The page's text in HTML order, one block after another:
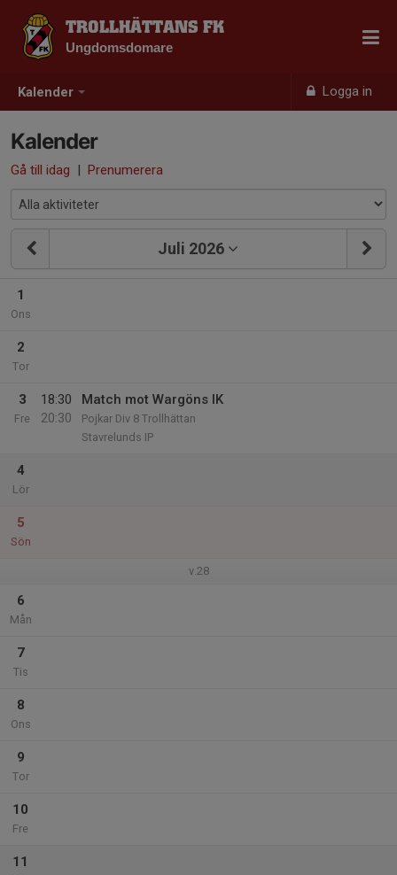
Kalender Logga in
TROLLHÄTTANS FK
Ungdomsdomare
Kalender
Gå till idag | Prenumerera
Juli 2026
1
Ons
2
Tor
3
Fre
18:30
20:30
Match mot Wargöns IK
Pojkar Div 8 Trollhättan
Stavrelunds IP
4
Lör
5
Sön
v.28
6
Mån
7
Tis
8
Ons
9
Tor
10
Fre
11